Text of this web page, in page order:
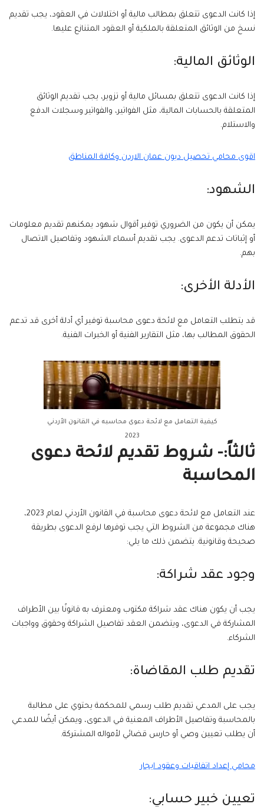
إذا كانت الدعوى تتعلق بمطالب مالية أو اختلالات في العقود، يجب تقديم
نسخ من الوثائق المتعلقة بالملكية أو العقود المتنازع عليها.
الوثائق المالية:
إذا كانت الدعوى تتعلق بمسائل مالية أو تزوير، يجب تقديم الوثائق
المتعلقة بالحسابات المالية، مثل الفواتير، والفواتير وسجلات الدفع
والاستلام.
اقوى محامي تحصيل ديون عمان الاردن وكافة المناطق
الشهود:
يمكن أن يكون من الضروري توفير أقوال شهود يمكنهم تقديم معلومات
أو إثباتات تدعم الدعوى. يجب تقديم أسماء الشهود وتفاصيل الاتصال
بهم.
الأدلة الأخرى:
قد يتطلب التعامل مع لائحة دعوى محاسبة توفير أي أدلة أخرى قد تدعم
الحقوق المطالب بها، مثل التقارير الفنية أو الخبرات الفنية.
كيفية التعامل مع لائحة دعوى محاسبه في القانون الأردني
2023
ثالثاً:- شروط تقديم لائحة دعوى
المحاسبة
عند التعامل مع لائحة دعوى محاسبة في القانون الأردني لعام 2023،
هناك مجموعة من الشروط التي يجب توفرها لرفع الدعوى بطريقة
صحيحة وقانونية. يتضمن ذلك ما يلي:
وجود عقد شراكة:
يجب أن يكون هناك عقد شراكة مكتوب ومعترف به قانونًا بين الأطراف
المشاركة في الدعوى، ويتضمن العقد تفاصيل الشراكة وحقوق وواجبات
الشركاء.
تقديم طلب المقاضاة:
يجب على المدعي تقديم طلب رسمي للمحكمة يحتوي على مطالبة
بالمحاسبة وتفاصيل الأطراف المعنية في الدعوى، ويمكن أيضًا للمدعي
أن يطلب تعيين وصي أو حارس قضائي لأمواله المشتركة.
محامي إعداد اتفاقيات وعقود ايجار
تعيين خبير حسابي: